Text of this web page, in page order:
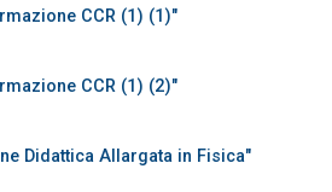
CCR (1) (1)"
CCR (1) (2)"
Didattica Allargata in Fisica"